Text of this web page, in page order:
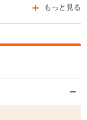
もっと見る